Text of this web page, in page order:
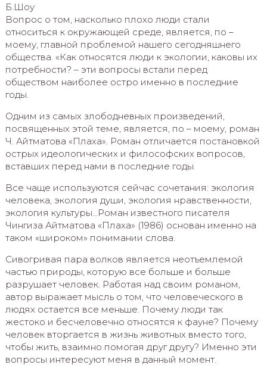
Б.Шоу
Вопрос о том, насколько плохо люди стали
относиться к окружающей среде, является, по –
моему, главной проблемой нашего сегодняшнего
общества. «Как относятся люди к экологии, каковы их
потребности? – эти вопросы встали перед
обществом наиболее остро именно в последние
годы.
Одним из самых злободневных произведений,
посвященных этой теме, является, по – моему, роман
Ч. Айтматова «Плаха». Роман отличается постановкой
острых идеологических и философских вопросов,
вставших перед нами в последние годы.
Все чаще используются сейчас сочетания: экология
человека, экология души, экология нравственности,
экология культуры…Роман известного писателя
Чингиза Айтматова «Плаха» (1986) основан именно на
таком «широком» понимании слова.
Сивогривая пара волков является неотъемлемой
частью природы, которую все больше и больше
разрушает человек. Работая над своим романом,
автор выражает мысль о том, что человеческого в
людях остается все меньше. Почему люди так
жестоко и бесчеловечно относятся к фауне? Почему
человек вторгается в жизнь животных вместо того,
чтобы жить, взаимно помогая друг другу? Именно эти
вопросы интересуют меня в данный момент.